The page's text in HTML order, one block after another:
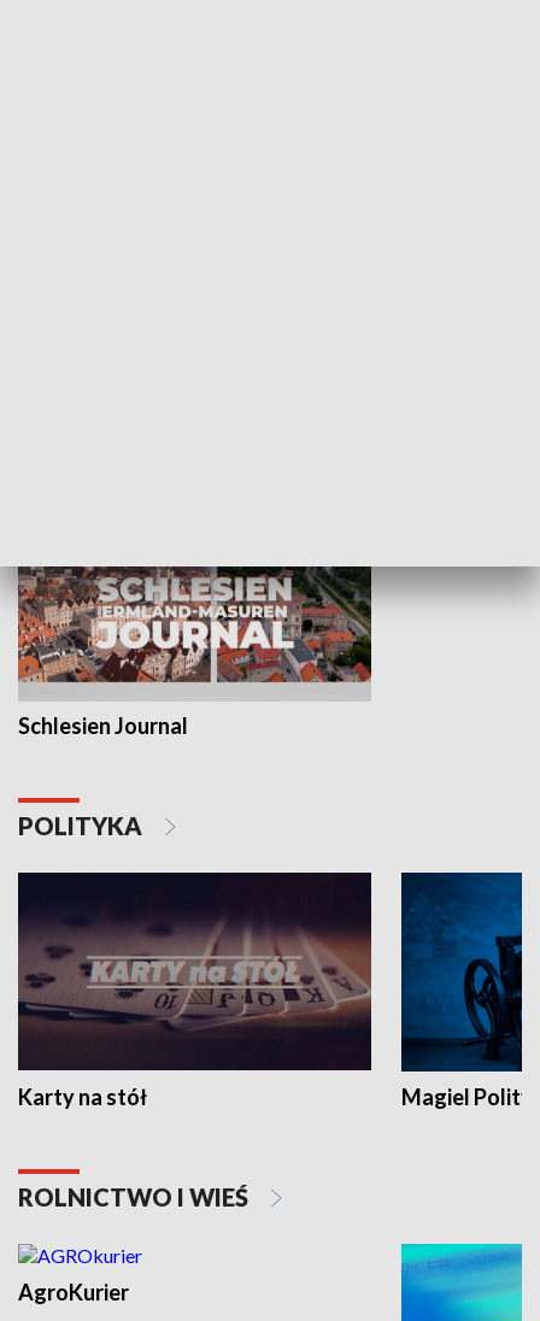
Schlesien Journal
POLITYKA
Karty na stół Magiel
ROLNICTWO I WIEŚ
AgroKurier